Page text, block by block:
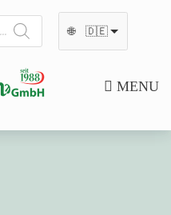
MENU
🌐 🇩🇪